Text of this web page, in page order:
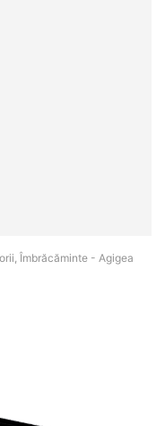
Îmbrăcăminte - Agigea